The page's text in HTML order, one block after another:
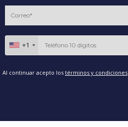
+1
Al continuar acepto los términos y condiciones